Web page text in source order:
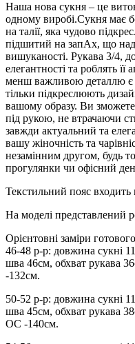
Наша нова сукня – це
одному виробі.Сукня має
на талії, яка чудово
підшитий на запАх, що
вишуканості. Рукава 3/4,
елегантності та роблять
менш важливою деталлю є
тільки підкреслюють
вашому образу. Ви зможете
під рукою, не втрачаючи
завжди актуальний та
вашу жіночність та
незамінним другом, будь
прогулянки чи офісний
Текстильний пояс входить
На моделі представлений
Орієнтовні заміри
46-48 р-р: довжина сукні
шва 46см, обхват рукава
-132см.
50-52 р-р: довжина сукні
шва 45см, обхват рукава
OC -140см.